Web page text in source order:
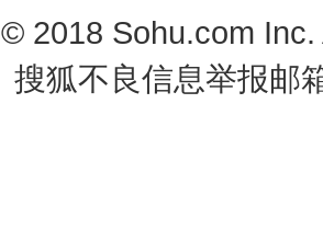
© 2018 Sohu.com
搜狐不良信息举报邮